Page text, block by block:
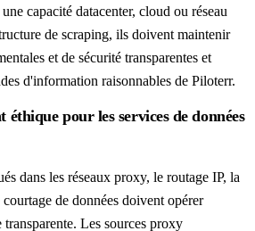
capacité datacenter, cloud ou réseau
de scraping, ils doivent maintenir
et de sécurité transparentes et
d'information raisonnables de Piloterr.
pour les services de données
dans les réseaux proxy, le routage IP, la
de données doivent opérer
transparente. Les sources proxy